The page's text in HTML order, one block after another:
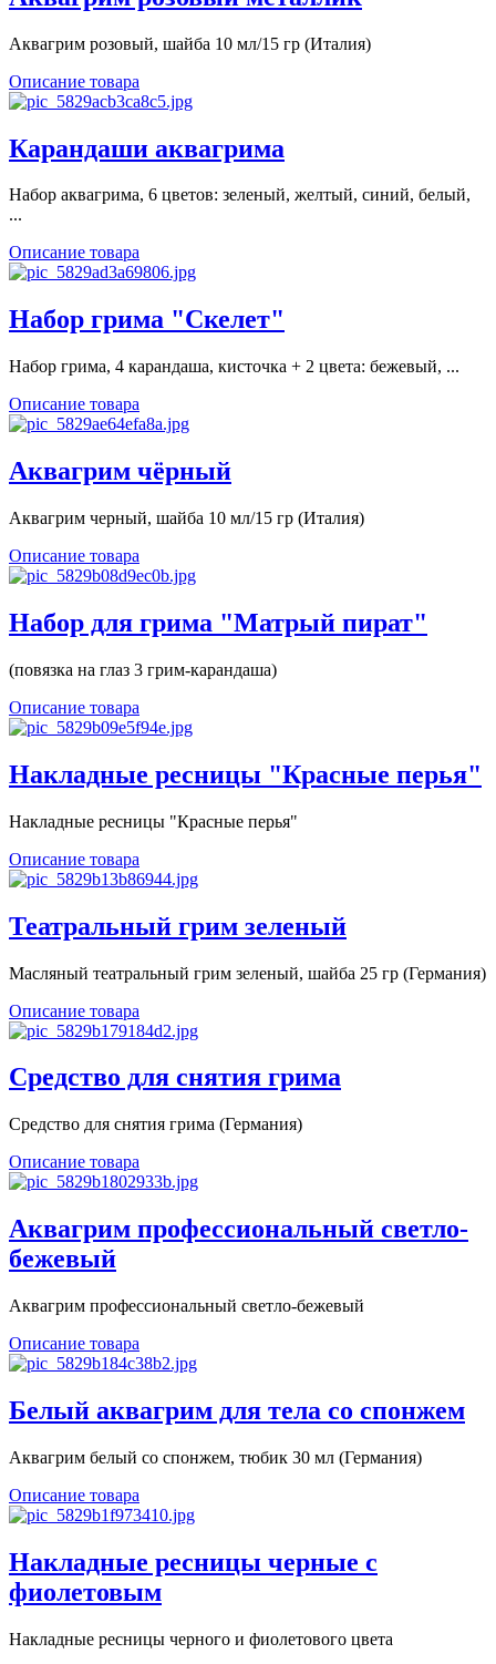
Аквагрим розовый, шайба 10 мл/15 гр (Италия)
Описание товара
Карандаши аквагрима
Набор аквагрима, 6 цветов: зеленый, желтый, синий, белый,
...
Описание товара
Набор грима "Скелет"
Набор грима, 4 карандаша, кисточка + 2 цвета: бежевый, ...
Описание товара
Аквагрим чёрный
Аквагрим черный, шайба 10 мл/15 гр (Италия)
Описание товара
Набор для грима "Матрый пират"
(повязка на глаз 3 грим-карандаша)
Описание товара
Накладные ресницы "Красные перья"
Накладные ресницы "Красные перья"
Описание товара
Театральный грим зеленый
Масляный театральный грим зеленый, шайба 25 гр (Германия)
Описание товара
Cредство для снятия грима
Cредство для снятия грима (Германия)
Описание товара
Аквагрим профессиональный светло-
бежевый
Аквагрим профессиональный светло-бежевый
Описание товара
Белый аквагрим для тела со спонжем
Аквагрим белый со спонжем, тюбик 30 мл (Германия)
Описание товара
Накладные ресницы черные с
фиолетовым
Накладные ресницы черного и фиолетового цвета